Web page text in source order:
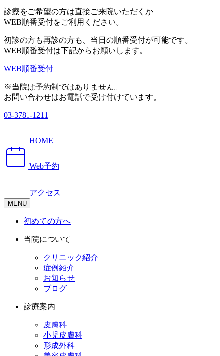
診療をご希望の方は直接ご来院いただくか
WEB順番受付をご利用ください。
初診の方も再診の方も、当日の順番受付が可能です。
WEB順番受付は下記からお願いします。
WEB順番受付
※当院は予約制ではありません。
お問い合わせはお電話で受け付けています。
03-3781-1211
HOME
Web予約
アクセス
MENU
初めての方へ
当院について
クリニック紹介
症例紹介
お知らせ
ブログ
診療案内
皮膚科
小児皮膚科
形成外科